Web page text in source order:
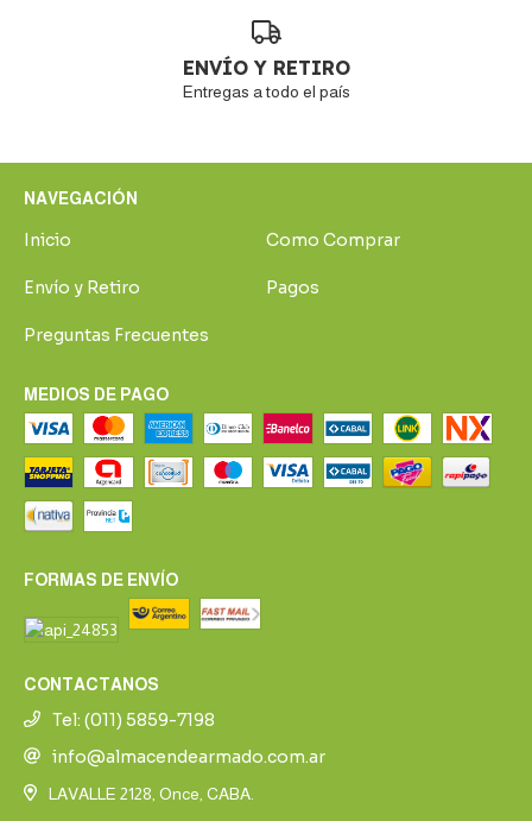
ENVÍO Y RETIRO
Entregas a todo el país
NAVEGACIÓN
Inicio Como Comprar
Envío y Retiro Pagos
Preguntas Frecuentes
MEDIOS DE PAGO
FORMAS DE ENVÍO
CONTACTANOS
Tel: (011) 5859-7198
info@almacendearmado.com.ar
LAVALLE 2128, Once, CABA.